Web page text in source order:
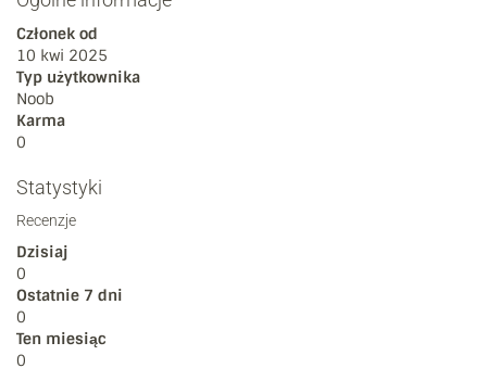
Członek od
10 kwi 2025
Typ użytkownika
Noob
Karma
0
Statystyki
Recenzje
Dzisiaj
0
Ostatnie 7 dni
0
Ten miesiąc
0